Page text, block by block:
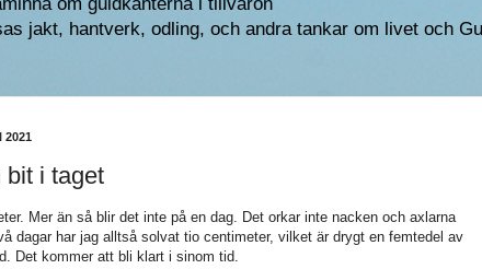
om guldkanterna i tillvaron
jakt, hantverk, odling, och andra tankar om livet och
2021
bit i taget
Mer än så blir det inte på en dag. Det orkar inte nacken och axlarna
dagar har jag alltså solvat tio centimeter, vilket är drygt en femtedel av
Det kommer att bli klart i sinom tid.